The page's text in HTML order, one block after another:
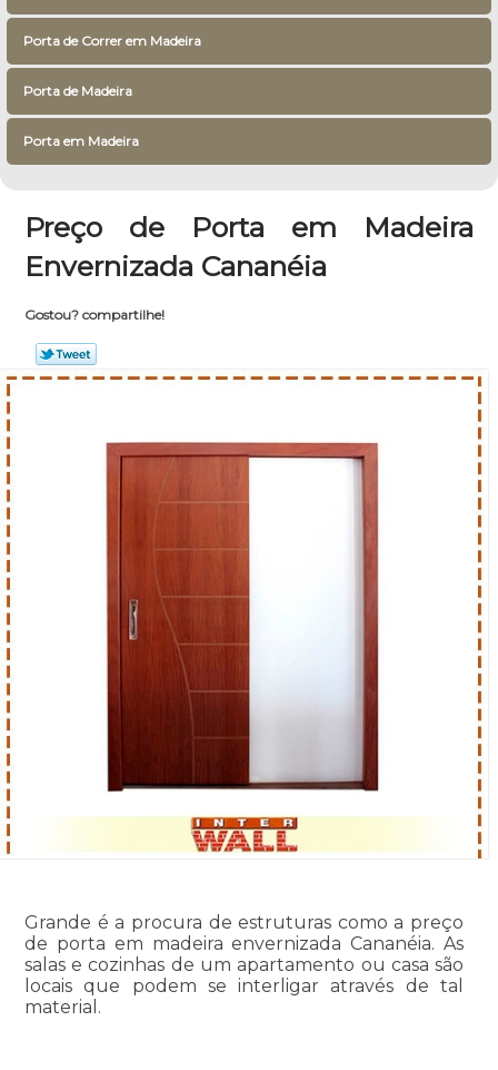
Porta de Correr em Madeira
Porta de Madeira
Porta em Madeira
Preço de Porta em Madeira
Envernizada Cananéia
Gostou? compartilhe!
Grande é a procura de estruturas como a preço
de porta em madeira envernizada Cananéia. As
salas e cozinhas de um apartamento ou casa são
locais que podem se interligar através de tal
material.